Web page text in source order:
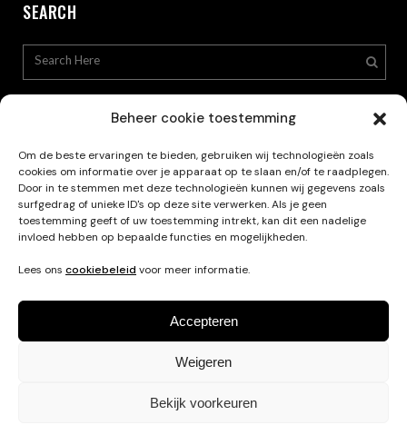
Beheer cookie toestemming
Om de beste ervaringen te bieden, gebruiken wij technologieën zoals
cookies om informatie over je apparaat op te slaan en/of te raadplegen.
Door in te stemmen met deze technologieën kunnen wij gegevens zoals
surfgedrag of unieke ID's op deze site verwerken. Als je geen
toestemming geeft of uw toestemming intrekt, kan dit een nadelige
invloed hebben op bepaalde functies en mogelijkheden.
Lees ons cookiebeleid voor meer informatie.
Accepteren
Weigeren
Bekijk voorkeuren
SEARCH
Privacy Policy
Nederlands